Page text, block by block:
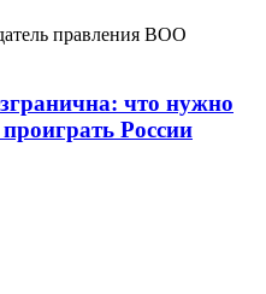
правления ВОО
что нужно
России